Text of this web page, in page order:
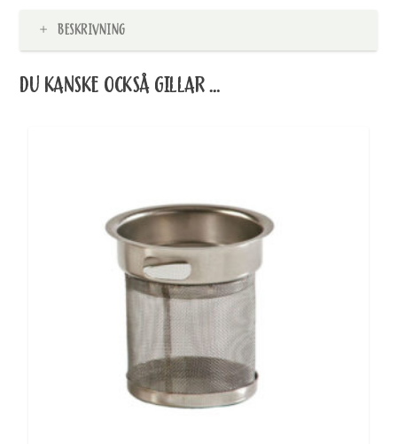
BESKRIVNING
DU KANSKE OCKSÅ GILLAR …